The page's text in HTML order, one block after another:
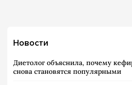
Новости
Диетолог объяснила, почему
снова становятся популярными